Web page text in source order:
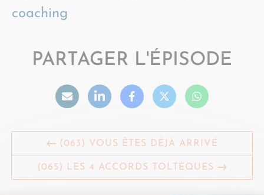
coaching
PARTAGER L'ÉPISODE
(063) VOUS ÊTES DÉJÀ ARRIVÉ
(065) LES 4 ACCORDS TOLTÈQUES